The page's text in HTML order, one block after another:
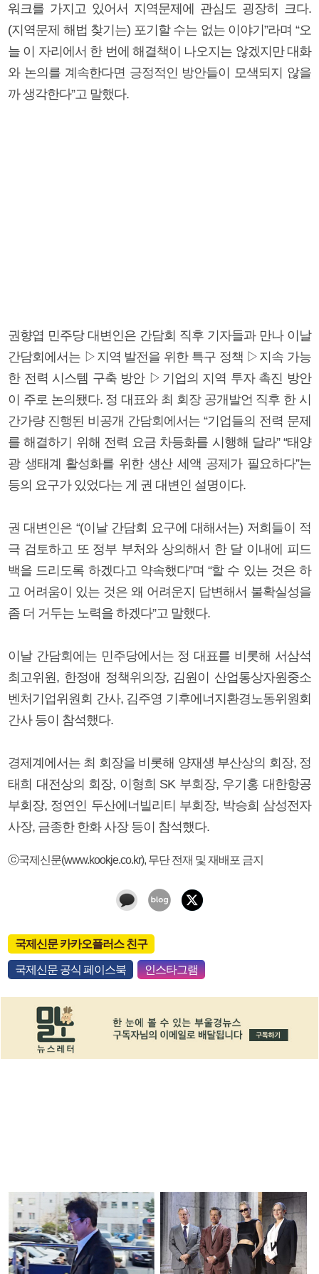
워크를 가지고 있어서 지역문제에 관심도 굉장히 크다.
(지역문제 해법 찾기는) 포기할 수는 없는 이야기”라며 “오
늘 이 자리에서 한 번에 해결책이 나오지는 않겠지만 대화
와 논의를 계속한다면 긍정적인 방안들이 모색되지 않을
까 생각한다”고 말했다.
권향엽 민주당 대변인은 간담회 직후 기자들과 만나 이날
간담회에서는 ▷지역 발전을 위한 특구 정책 ▷지속 가능
한 전력 시스템 구축 방안 ▷기업의 지역 투자 촉진 방안
이 주로 논의됐다. 정 대표와 최 회장 공개발언 직후 한 시
간가량 진행된 비공개 간담회에서는 “기업들의 전력 문제
를 해결하기 위해 전력 요금 차등화를 시행해 달라” “태양
광 생태계 활성화를 위한 생산 세액 공제가 필요하다”는
등의 요구가 있었다는 게 권 대변인 설명이다.
권 대변인은 “(이날 간담회 요구에 대해서는) 저희들이 적
극 검토하고 또 정부 부처와 상의해서 한 달 이내에 피드
백을 드리도록 하겠다고 약속했다”며 “할 수 있는 것은 하
고 어려움이 있는 것은 왜 어려운지 답변해서 불확실성을
좀 더 거두는 노력을 하겠다”고 말했다.
이날 간담회에는 민주당에서는 정 대표를 비롯해 서삼석
최고위원, 한정애 정책위의장, 김원이 산업통상자원중소
벤처기업위원회 간사, 김주영 기후에너지환경노동위원회
간사 등이 참석했다.
경제계에서는 최 회장을 비롯해 양재생 부산상의 회장, 정
태희 대전상의 회장, 이형희 SK 부회장, 우기홍 대한항공
부회장, 정연인 두산에너빌리티 부회장, 박승희 삼성전자
사장, 금종한 한화 사장 등이 참석했다.
ⓒ국제신문(www.kookje.co.kr), 무단 전재 및 재배포 금지
국제신문 카카오플러스 친구
국제신문 공식 페이스북 인스타그램